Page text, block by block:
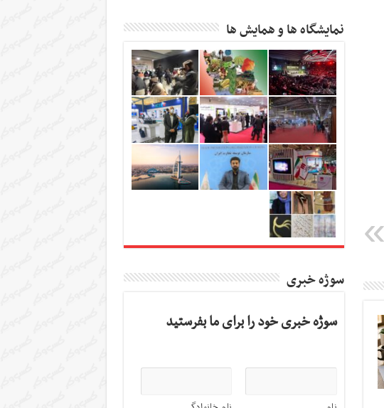
نمایشگاه ها و همایش ها
سوژه خبری
سوژه خبری خود را برای ما بفرستید